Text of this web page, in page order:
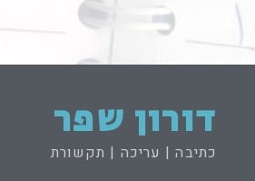
דורון שפר
כתיבה | עריכה | תקשורת